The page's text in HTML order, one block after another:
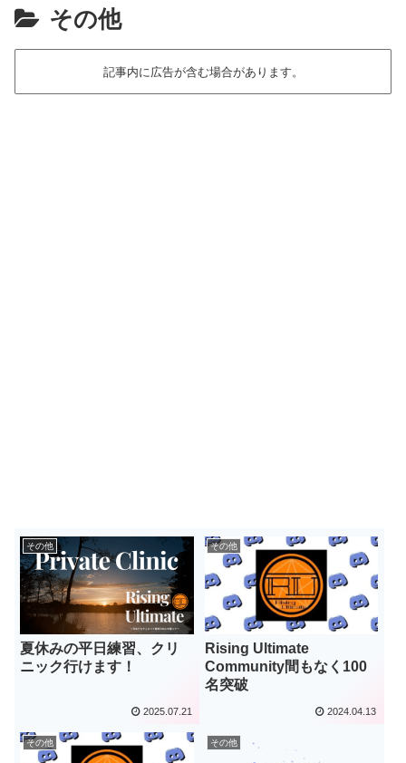
その他
記事内に広告が含む場合があります。
その他
夏休みの平日練習、クリ
ニック行けます！
2025.07.21
その他
Rising Ultimate
Community間もなく100
名突破
2024.04.13
その他 その他